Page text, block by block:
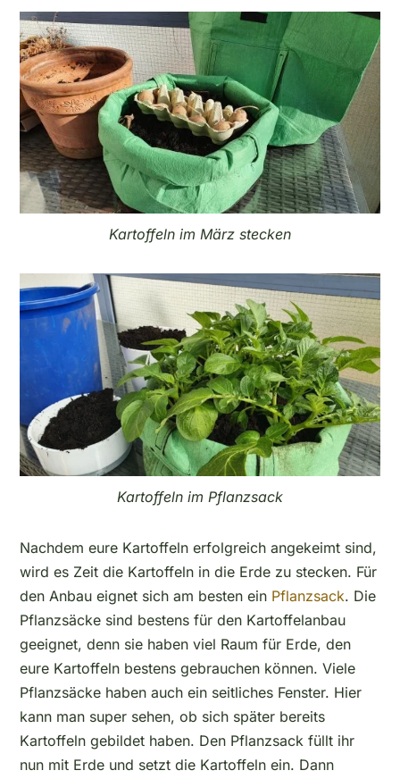
Kartoffeln im März stecken
Kartoffeln im Pflanzsack
Nachdem eure Kartoffeln erfolgreich angekeimt sind,
wird es Zeit die Kartoffeln in die Erde zu stecken. Für
den Anbau eignet sich am besten ein Pflanzsack. Die
Pflanzsäcke sind bestens für den Kartoffelanbau
geeignet, denn sie haben viel Raum für Erde, den
eure Kartoffeln bestens gebrauchen können. Viele
Pflanzsäcke haben auch ein seitliches Fenster. Hier
kann man super sehen, ob sich später bereits
Kartoffeln gebildet haben. Den Pflanzsack füllt ihr
nun mit Erde und setzt die Kartoffeln ein. Dann